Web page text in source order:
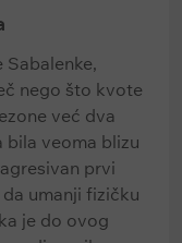
nego što kvote
već dva
bila veoma blizu
prvi
umanji fizičku
je do ovog